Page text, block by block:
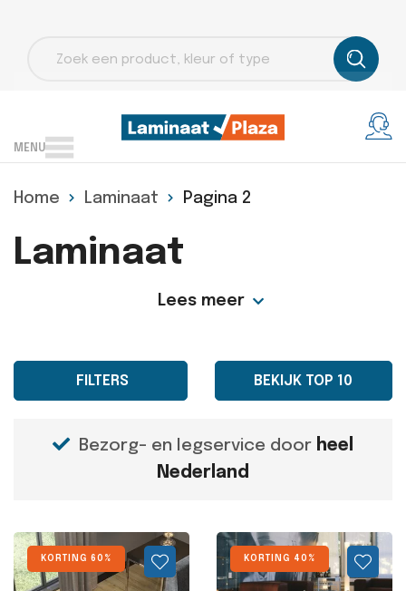
zoeken
MENU
Home Laminaat Pagina 2
Laminaat
Lees meer
FILTERS BEKIJK TOP 10
Bezorg- en legservice door heel
Nederland
KORTING 60% KORTING 40%